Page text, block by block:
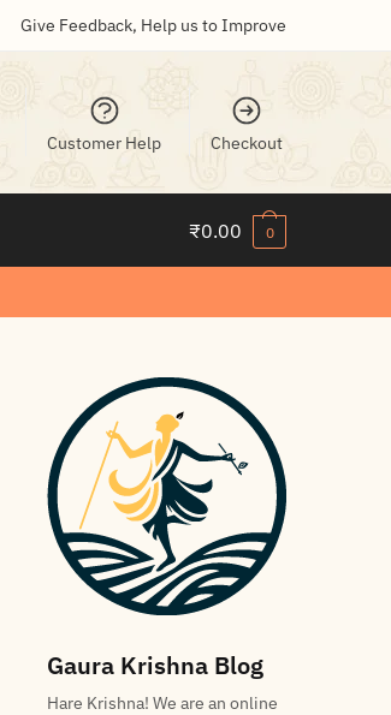
Give Feedback, Help us to Improve
Customer Help Checkout
₹0.00 0
Gaura Krishna Blog
Hare Krishna! We are an online